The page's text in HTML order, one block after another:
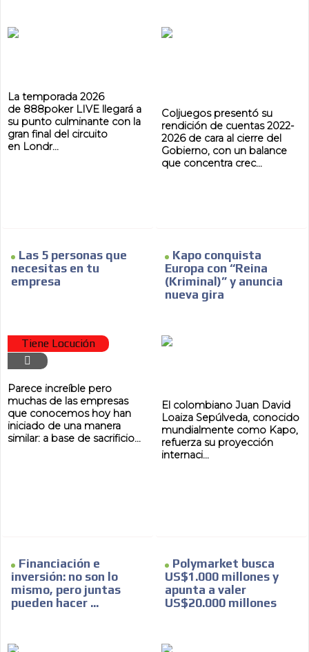
La temporada 2026
de 888poker LIVE llegará a
su punto culminante con la
gran final del circuito
en Londr...
Coljuegos presentó su
rendición de cuentas 2022-
2026 de cara al cierre del
Gobierno, con un balance
que concentra crec...
Las 5 personas que
necesitas en tu
empresa
Tiene Locución
Parece increíble pero
muchas de las empresas
que conocemos hoy han
iniciado de una manera
similar: a base de sacrificio...
Kapo conquista
Europa con “Reina
(Kriminal)” y anuncia
nueva gira
El colombiano Juan David
Loaiza Sepúlveda, conocido
mundialmente como Kapo,
refuerza su proyección
internaci...
Financiación e
inversión: no son lo
mismo, pero juntas
pueden hacer ...
Polymarket busca
US$1.000 millones y
apunta a valer
US$20.000 millones